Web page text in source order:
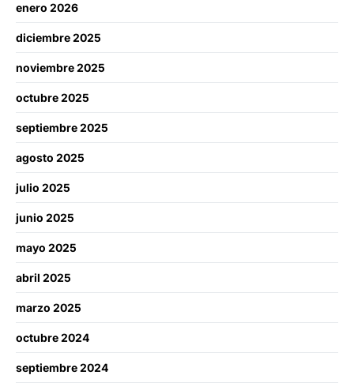
enero 2026
diciembre 2025
noviembre 2025
octubre 2025
septiembre 2025
agosto 2025
julio 2025
junio 2025
mayo 2025
abril 2025
marzo 2025
octubre 2024
septiembre 2024